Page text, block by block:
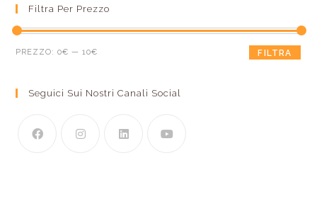
Filtra Per Prezzo
FILTRA
PREZZO:0€ —10€
Seguici Sui Nostri Canali Social